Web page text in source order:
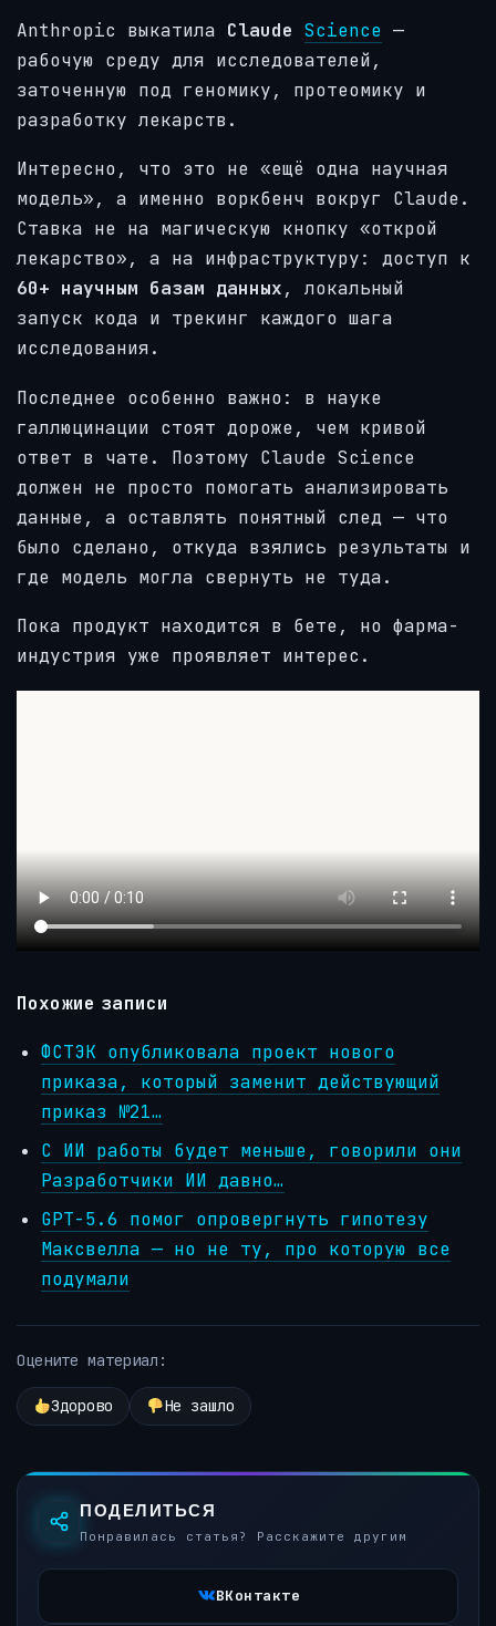
Anthropic выкатила Claude Science —
рабочую среду для исследователей,
заточенную под геномику, протеомику и
разработку лекарств.
Интересно, что это не «ещё одна научная
модель», а именно воркбенч вокруг Claude.
Ставка не на магическую кнопку «открой
лекарство», а на инфраструктуру: доступ к
60+ научным базам данных, локальный
запуск кода и трекинг каждого шага
исследования.
Последнее особенно важно: в науке
галлюцинации стоят дороже, чем кривой
ответ в чате. Поэтому Claude Science
должен не просто помогать анализировать
данные, а оставлять понятный след — что
было сделано, откуда взялись результаты и
где модель могла свернуть не туда.
Пока продукт находится в бете, но фарма-
индустрия уже проявляет интерес.
Похожие записи
ФСТЭК опубликовала проект нового
приказа, который заменит действующий
приказ №21…
С ИИ работы будет меньше, говорили они
Разработчики ИИ давно…
GPT-5.6 помог опровергнуть гипотезу
Максвелла — но не ту, про которую все
подумали
Оцените материал:
Здорово Не зашло
ПОДЕЛИТЬСЯ
Понравилась статья? Расскажите другим
ВКонтакте